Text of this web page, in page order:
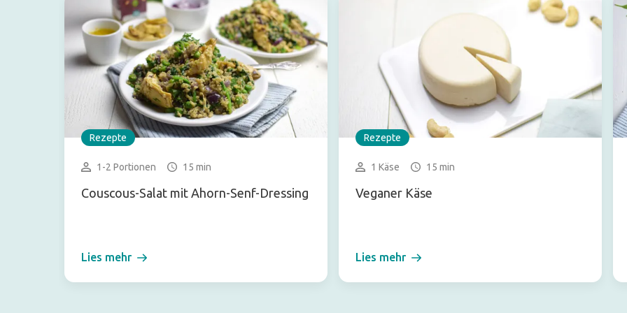
Rezepte
1-2 Portionen 15 min
Couscous-Salat mit Ahorn-Senf-Dressing
Lies mehr
Rezepte
1 Käse 15 min
Veganer Käse
Lies mehr